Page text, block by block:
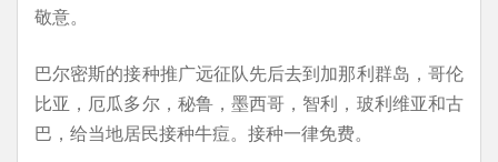
敬意。
巴尔密斯的接种推广远征队先后去到加那利群岛，哥伦
比亚，厄瓜多尔，秘鲁，墨西哥，智利，玻利维亚和古
巴，给当地居民接种牛痘。接种一律免费。